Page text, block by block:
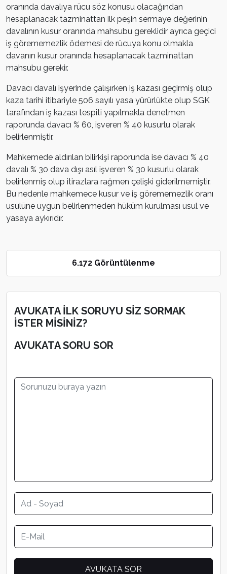
oranında davalıya rücu söz konusu olacağından
hesaplanacak tazminattan ilk peşin sermaye değerinin
davalının kusur oranında mahsubu gereklidir ayrıca geçici
iş görememezlik ödemesi de rücuya konu olmakla
davanın kusur oranında hesaplanacak tazminattan
mahsubu gerekir.
Davacı davalı işyerinde çalışırken iş kazası geçirmiş olup
kaza tarihi itibariyle 506 sayılı yasa yürürlükte olup SGK
tarafından iş kazası tespiti yapılmakla denetmen
raporunda davacı % 60, işveren % 40 kusurlu olarak
belirlenmiştir.
Mahkemede aldırılan bilirkişi raporunda ise davacı % 40
davalı % 30 dava dışı asıl işveren % 30 kusurlu olarak
belirlenmiş olup itirazlara rağmen çelişki giderilmemiştir.
Bu nedenle mahkemece kusur ve iş görememezlik oranı
usulüne uygun belirlenmeden hüküm kurulması usul ve
yasaya aykırıdır.
6.172 Görüntülenme
AVUKATA İLK SORUYU SİZ SORMAK
İSTER MİSİNİZ?
AVUKATA SORU SOR